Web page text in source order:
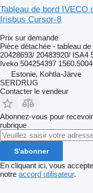
Tableau de bord
Irisbus Cursor-8
Prix sur demande
Pièce détachée - tableau de
20428693/ 20483920/ ISA4
Iveko 504254397
Estonie, Kohtla-Järve
SERDRUG
Contacter le vendeur
Abonnez-vous pour
rubrique
S'abonner
En cliquant ici, vous
notre accord utilisateur.